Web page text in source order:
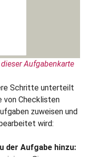
Aufgabenkarte
Schritte unterteilt
von Checklisten
zuweisen und
wird:
der Aufgabe hinzu: